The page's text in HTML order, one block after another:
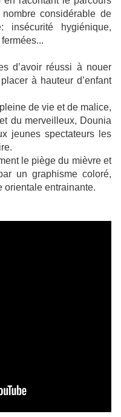
considérable de
hygiénique,
d’avoir réussi à nouer
à hauteur d’enfant
de vie et de malice,
du merveilleux, Dounia
jeunes spectateurs les
le piège du mièvre et
un graphisme coloré,
orientale entrainante.